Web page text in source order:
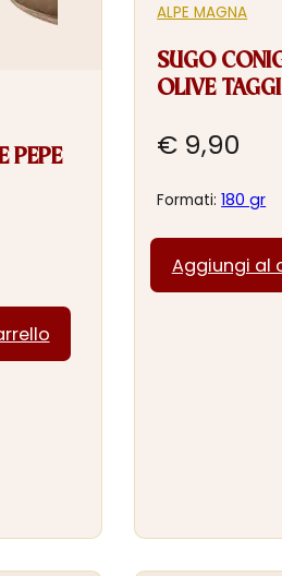
PEPE
ALPE MAGNA
SUGO
OLIVE
€ 9,90
Formati:180 gr
Aggiungi al